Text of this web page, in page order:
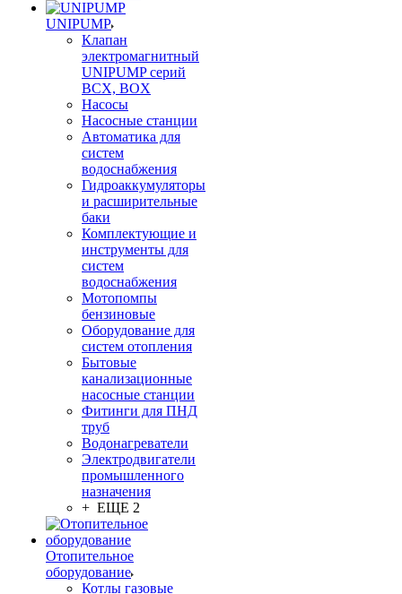
UNIPUMP
Клапан
электромагнитный
UNIPUMP серий
BCX, BOX
Насосы
Насосные станции
Автоматика для
систем
водоснабжения
Гидроаккумуляторы
и расширительные
баки
Комплектующие и
инструменты для
систем
водоснабжения
Мотопомпы
бензиновые
Оборудование для
систем отопления
Бытовые
канализационные
насосные станции
Фитинги для ПНД
труб
Водонагреватели
Электродвигатели
промышленного
назначения
+ ЕЩЕ 2
Отопительное
оборудование
Котлы газовые